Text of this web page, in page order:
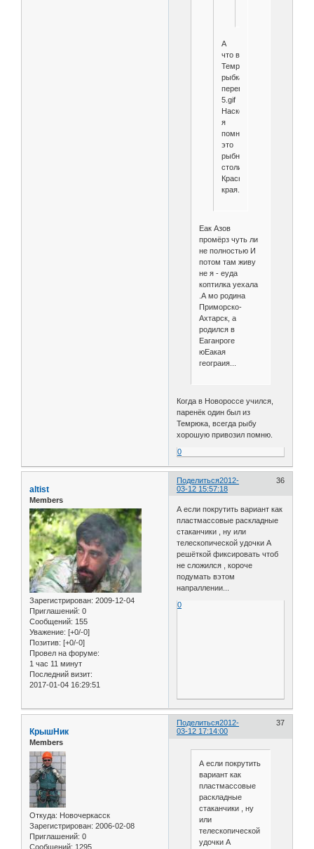
А
что в
Темрюке
рыбка
перевелась?
5.gif
Насколько
я
помню,
это
рыбная
столица
Краснодарского
края.
Еак Азов
промёрз чуть ли
не полностью И
потом там живу
не я - еуда
коптилка уехала
.А мо родина
Приморско-
Ахтарск, а
родился в
Еаганроге
юЕакая
геограия...
Когда в Новороссе учился,
паренёк один был из
Темрюка, всегда рыбу
хорошую привозил помню.
0
Поделиться 36
2012-
03-12 15:57:18
altist
Members
Зарегистрирован: 2009-12-04
Приглашений: 0
Сообщений: 155
Уважение: [+0/-0]
Позитив: [+0/-0]
Провел на форуме:
1 час 11 минут
Последний визит:
2017-01-04 16:29:51
А если покрутить вариант как
пластмассовые раскладные
стаканчики , ну или
телескопической удочки А
решёткой фиксировать чтоб
не сложился , короче
подумать вэтом
напраллении...
0
Поделиться 37
2012-
03-12 17:14:00
КрышНик
Members
Откуда: Новочеркасск
Зарегистрирован: 2006-02-08
Приглашений: 0
Сообщений: 1295
А если покрутить
вариант как
пластмассовые
раскладные
стаканчики , ну
или
телескопической
удочки А